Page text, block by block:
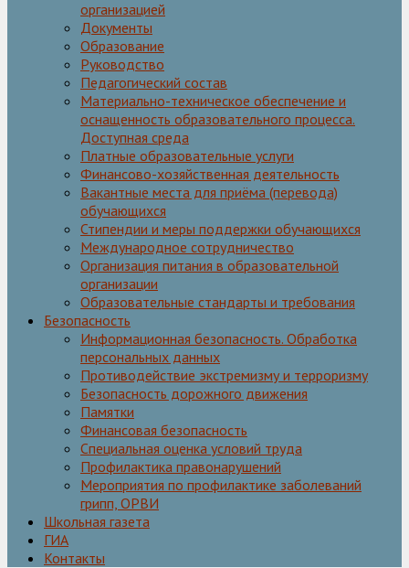
организацией
Документы
Образование
Руководство
Педагогический состав
Материально-техническое обеспечение и
оснащенность образовательного процесса.
Доступная среда
Платные образовательные услуги
Финансово-хозяйственная деятельность
Вакантные места для приёма (перевода)
обучающихся
Стипендии и меры поддержки обучающихся
Международное сотрудничество
Организация питания в образовательной
организации
Образовательные стандарты и требования
Безопасность
Информационная безопасность. Обработка
персональных данных
Противодействие экстремизму и терроризму
Безопасность дорожного движения
Памятки
Финансовая безопасность
Специальная оценка условий труда
Профилактика правонарушений
Мероприятия по профилактике заболеваний
грипп, ОРВИ
Школьная газета
ГИА
Контакты